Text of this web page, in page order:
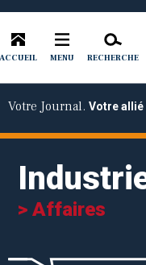
ACCUEIL MENU RECHERCHE
Votre Journal. Votre allié
> Affaires